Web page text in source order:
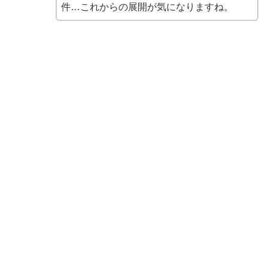
件…これからの展開が気になりますね。